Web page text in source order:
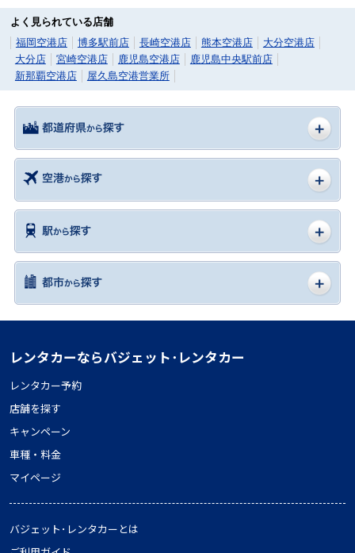
よく見られている店舗
福岡空港店
博多駅前店 長崎空港店 熊本空港店
大分空港店
大分店
宮崎空港店 鹿児島空港店
鹿児島中央駅前店
新那覇空港店
屋久島空港営業所
レンタカーならバジェット･レンタカー
レンタカー予約
店舗を探す
キャンペーン
車種・料金
マイページ
バジェット･レンタカーとは